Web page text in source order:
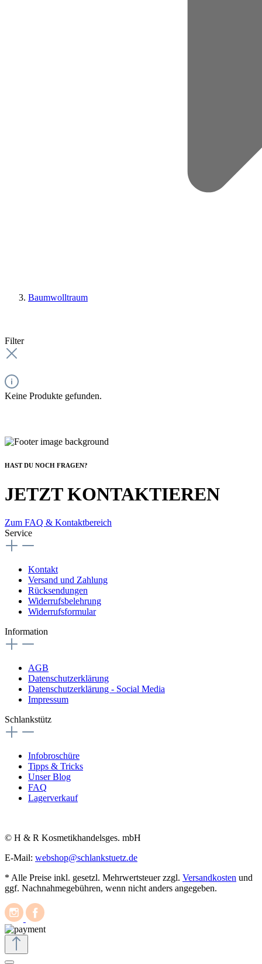
Baumwolltraum
Filter
Keine Produkte gefunden.
HAST DU NOCH FRAGEN?
JETZT KONTAKTIEREN
Zum FAQ & Kontaktbereich
Service
Kontakt
Versand und Zahlung
Rücksendungen
Widerrufsbelehrung
Widerrufsformular
Information
AGB
Datenschutzerklärung
Datenschutzerklärung - Social Media
Impressum
Schlankstütz
Infobroschüre
Tipps & Tricks
Unser Blog
FAQ
Lagerverkauf
© H & R Kosmetikhandelsges. mbH
E-Mail: webshop@schlankstuetz.de
* Alle Preise inkl. gesetzl. Mehrwertsteuer zzgl. Versandkosten und
ggf. Nachnahmegebühren, wenn nicht anders angegeben.